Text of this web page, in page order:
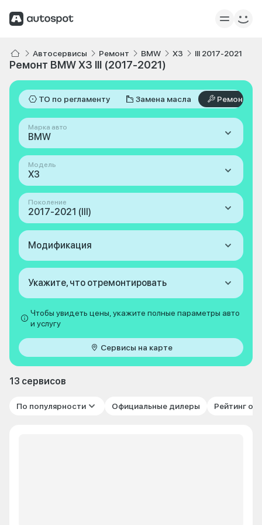
Автосервисы Ремонт BMW X3 III 2017-2021
Ремонт BMW X3 III (2017-2021)
ТО по регламенту Замена масла Ремонт
Марка авто
BMW
Модель
X3
Поколение
2017-2021 (III)
Модификация
Укажите, что отремонтировать
Чтобы увидеть цены, укажите полные параметры авто
и услугу
Сервисы на карте
13 сервисов
По популярности Официальные дилеры Рейтинг